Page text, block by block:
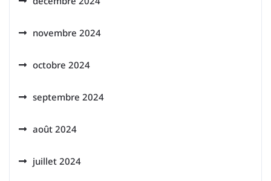
novembre 2024
octobre 2024
septembre 2024
août 2024
juillet 2024